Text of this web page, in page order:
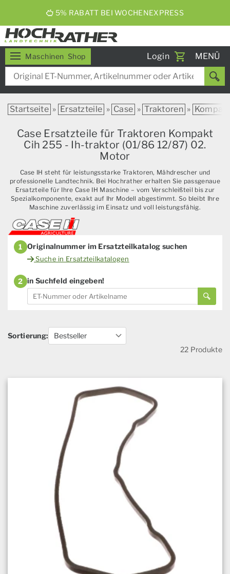
5% RABATT BEI WOCHENEXPRESS
Maschinen Shop Login
Toggle
MENÜ
Startseite » Ersatzteile » Case » Traktoren »
Case Ersatzteile für Traktoren Kompakt
Cih 255 - Ih-traktor (01/86 12/87) 02.
Motor
Case IH steht für leistungsstarke Traktoren, Mähdrescher und
professionelle Landtechnik. Bei Hochrather erhalten Sie passgenaue
Ersatzteile für Ihre Case IH Maschine – vom Verschleißteil bis zur
Spezialkomponente, exakt auf Ihr Modell abgestimmt. So bleibt Ihre
Maschine zuverlässig im Einsatz und voll leistungsfähig.
1 Originalnummer im Ersatzteilkatalog suchen
Suche in Ersatzteilkatalogen
2 in Suchfeld eingeben!
Sortierung:
22 Produkte